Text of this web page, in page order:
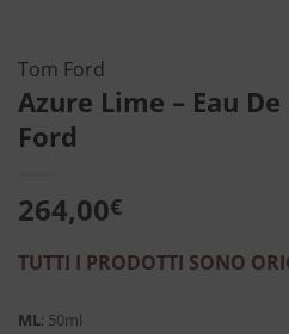
Tom Ford
Azure Lime – Eau
Ford
264,00€
TUTTI I PRODOTTI SONO
ML: 50ml